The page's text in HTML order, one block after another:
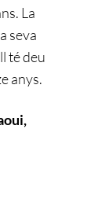
La
seva
té deu
anys.